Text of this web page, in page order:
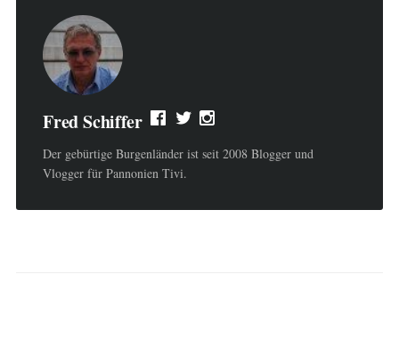
Fred Schiffer
Der gebürtige Burgenländer ist seit 2008 Blogger und
Vlogger für Pannonien Tivi.